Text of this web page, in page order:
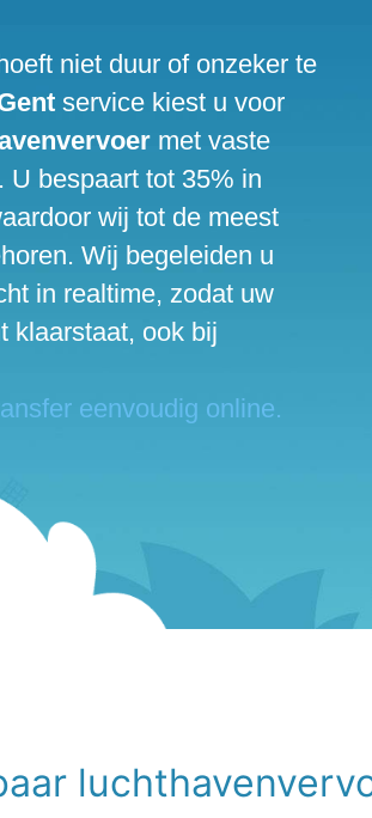
niet duur of onzeker te
service kiest u voor
met vaste
U bespaart tot 35% in
wij tot de meest
Wij begeleiden u
in realtime, zodat uw
klaarstaat, ook bij
eenvoudig online.